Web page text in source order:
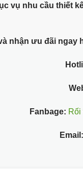
vụ nhu cầu thiết
nhận ưu đãi ngay
Fanbage:
Email: